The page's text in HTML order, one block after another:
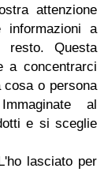
attenzione
a
resto. Questa
a concentrarci
cosa o persona
al
e si sceglie
L'ho lasciato per